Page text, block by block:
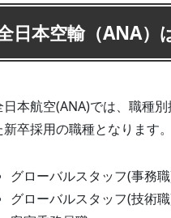
日本空輸（ANA）
日本航空(ANA)では、職種
新卒採用の職種となります。
グローバルスタッフ(事務
グローバルスタッフ(技術